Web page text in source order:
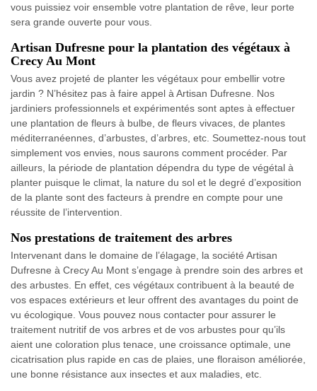
vous puissiez voir ensemble votre plantation de rêve, leur porte
sera grande ouverte pour vous.
Artisan Dufresne pour la plantation des végétaux à
Crecy Au Mont
Vous avez projeté de planter les végétaux pour embellir votre
jardin ? N’hésitez pas à faire appel à Artisan Dufresne. Nos
jardiniers professionnels et expérimentés sont aptes à effectuer
une plantation de fleurs à bulbe, de fleurs vivaces, de plantes
méditerranéennes, d’arbustes, d’arbres, etc. Soumettez-nous tout
simplement vos envies, nous saurons comment procéder. Par
ailleurs, la période de plantation dépendra du type de végétal à
planter puisque le climat, la nature du sol et le degré d’exposition
de la plante sont des facteurs à prendre en compte pour une
réussite de l’intervention.
Nos prestations de traitement des arbres
Intervenant dans le domaine de l’élagage, la société Artisan
Dufresne à Crecy Au Mont s’engage à prendre soin des arbres et
des arbustes. En effet, ces végétaux contribuent à la beauté de
vos espaces extérieurs et leur offrent des avantages du point de
vu écologique. Vous pouvez nous contacter pour assurer le
traitement nutritif de vos arbres et de vos arbustes pour qu’ils
aient une coloration plus tenace, une croissance optimale, une
cicatrisation plus rapide en cas de plaies, une floraison améliorée,
une bonne résistance aux insectes et aux maladies, etc.